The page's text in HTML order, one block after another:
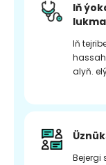
Iň
Iň
alyň.
Bejergi